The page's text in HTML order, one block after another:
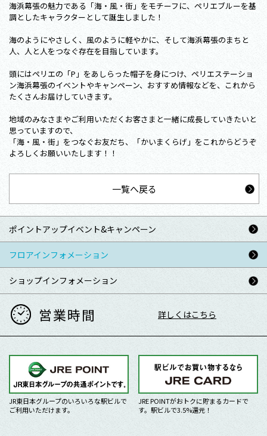
海浜幕張の魅力である「海・風・街」をモチーフに、ペリエブルーを基
調としたキャラクターとして誕生しました！
海のようにやさしく、風のように軽やかに、そして海浜幕張のまちと
人、人と人をつなぐ存在を目指しています。
頭にはペリエの「P」をあしらった帽子を身につけ、ペリエステーショ
ン海浜幕張のイベントやキャンペーン、おすすめ情報などを、これから
たくさんお届けしていきます。
地域のみなさまやご利用いただくお客さまと一緒に成長していきたいと
思っていますので、
「海・風・街」をつなぐお友だち、「かいまくらげ」をこれからどうぞ
よろしくお願いいたします！！
一覧へ戻る
ポイントアップイベント&キャンペーン
フロアインフォメーション
ショップインフォメーション
営業時間 詳しくはこちら
JR東日本グループのいろいろな駅ビルで
ご利用いただけます。
JRE POINTがおトクに貯まるカードで
す。駅ビルで3.5%還元！